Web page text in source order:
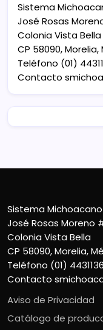
Sistema
José Rosas
Colonia Vista Bella
CP 58090, Morelia,
Teléfono (01)
Contacto
Sistema
José Rosas Moreno
Colonia Vista Bella
CP 58090, Morelia,
Teléfono (01)
Contacto
Aviso de Privacidad
Catálogo de